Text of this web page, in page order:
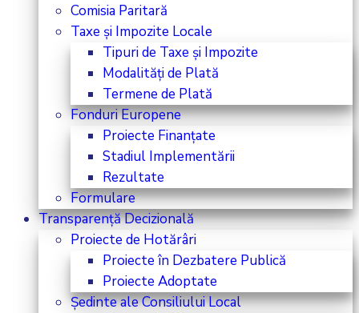
Comisia Paritară
Taxe și Impozite Locale
Tipuri de Taxe și Impozite
Modalități de Plată
Termene de Plată
Fonduri Europene
Proiecte Finanțate
Stadiul Implementării
Rezultate
Formulare
Transparență Decizională
Proiecte de Hotărâri
Proiecte în Dezbatere Publică
Proiecte Adoptate
Ședinte ale Consiliului Local